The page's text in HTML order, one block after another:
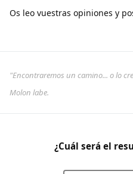
Os leo vuestras opiniones y
"Encontraremos un camino... o lo
Molon labe.
¿Cuál será el